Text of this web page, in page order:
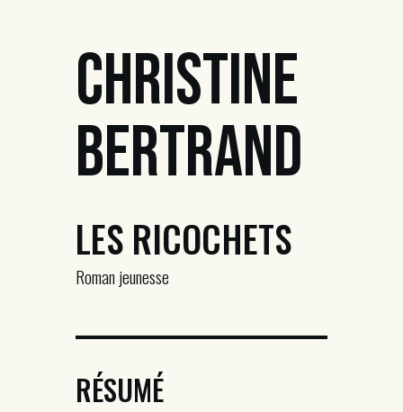
Christine
Bertrand
LES RICOCHETS
Roman jeunesse
RÉSUMÉ